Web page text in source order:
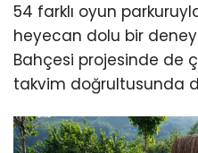
54 farklı oyun
heyecan dolu bir
Bahçesi projesinde de
takvim doğrultusunda